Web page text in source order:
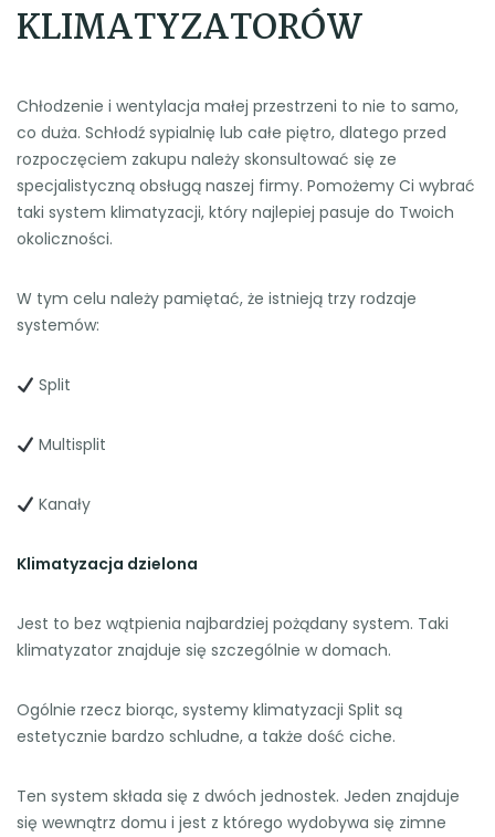
KLIMATYZATORÓW
Chłodzenie i wentylacja małej przestrzeni to nie to samo,
co duża. Schłodź sypialnię lub całe piętro, dlatego przed
rozpoczęciem zakupu należy skonsultować się ze
specjalistyczną obsługą naszej firmy. Pomożemy Ci wybrać
taki system klimatyzacji, który najlepiej pasuje do Twoich
okoliczności.
W tym celu należy pamiętać, że istnieją trzy rodzaje
systemów:
Split
Multisplit
Kanały
Klimatyzacja dzielona
Jest to bez wątpienia najbardziej pożądany system. Taki
klimatyzator znajduje się szczególnie w domach.
Ogólnie rzecz biorąc, systemy klimatyzacji Split są
estetycznie bardzo schludne, a także dość ciche.
Ten system składa się z dwóch jednostek. Jeden znajduje
się wewnątrz domu i jest z którego wydobywa się zimne